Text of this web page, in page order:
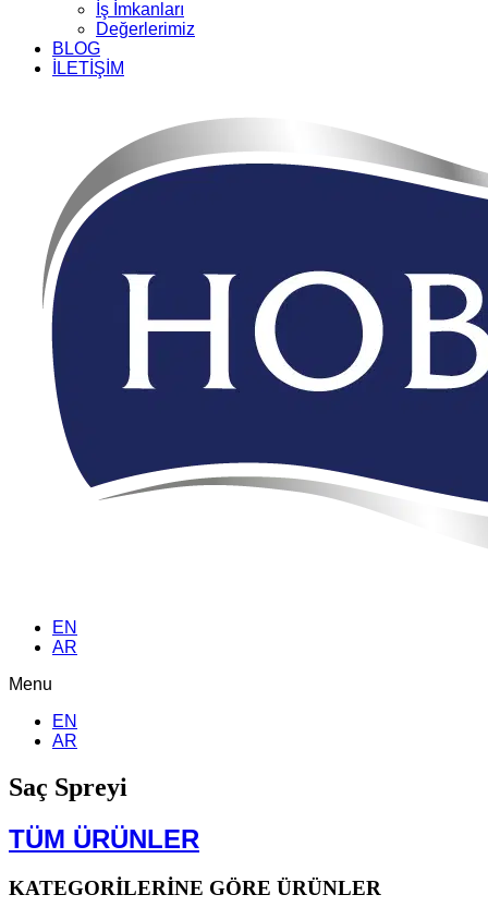
İş İmkanları
Değerlerimiz
BLOG
İLETİŞİM
EN
AR
Menu
EN
AR
Saç Spreyi
TÜM ÜRÜNLER
KATEGORİLERİNE GÖRE ÜRÜNLER